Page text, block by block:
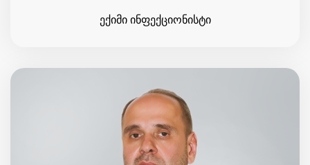
ექიმი ინფექციონისტი